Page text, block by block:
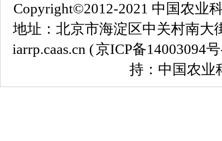
Copyright©2012-2021 中国农业
地址：北京市海淀区中关村南大
iarrp.caas.cn (京ICP备14003094
持：中国农